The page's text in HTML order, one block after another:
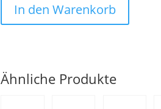
In den Warenkorb
Ähnliche Produkte